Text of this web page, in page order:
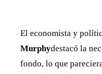
El economista y
Murphydestacó la
fondo, lo que